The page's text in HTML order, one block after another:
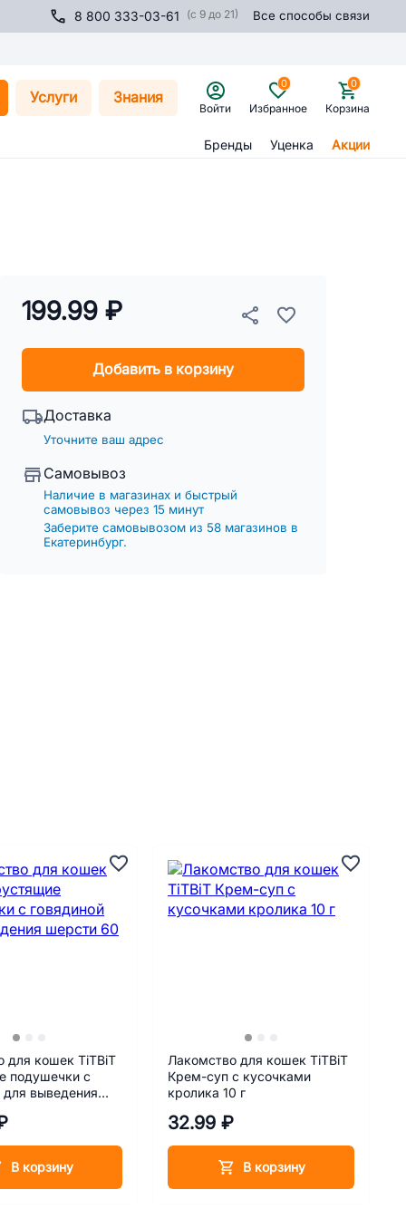
8 800 333-03-61 (с 9 до 21) Все способы связи
Услуги Знания
Войти Избранное
0
Корзина
0
Бренды Уценка Акции
199.99 ₽
Добавить в корзину
Доставка
Уточните ваш адрес
Самовывоз
Наличие в магазинах и быстрый
самовывоз через 15 минут
Заберите самовывозом из 58 магазинов в
Екатеринбург.
для кошек TiTBiT
подушечки с
для выведения
В корзину
Лакомство для кошек TiTBiT
Крем-суп с кусочками
кролика 10 г
32.99 ₽
В корзину